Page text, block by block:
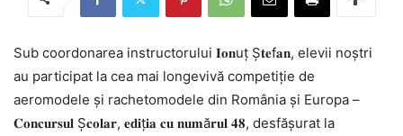
Sub coordonarea instructorului 𝐈𝐨𝐧uț Ș𝐭𝐞f𝐚𝐧, elevii noștri
au participat la cea mai longevivă competiție de
aeromodele și rachetomodele din România și Europa –
𝐂𝐨𝐧𝐜𝐮𝐫𝐬𝐮𝐥 Ș𝐜𝐨𝐥𝐚𝐫, 𝐞𝐝𝐢ț𝐢𝐚 𝐜𝐮 𝐧𝐮𝐦ă𝐫𝐮𝐥 𝟒𝟖, desfășurat la